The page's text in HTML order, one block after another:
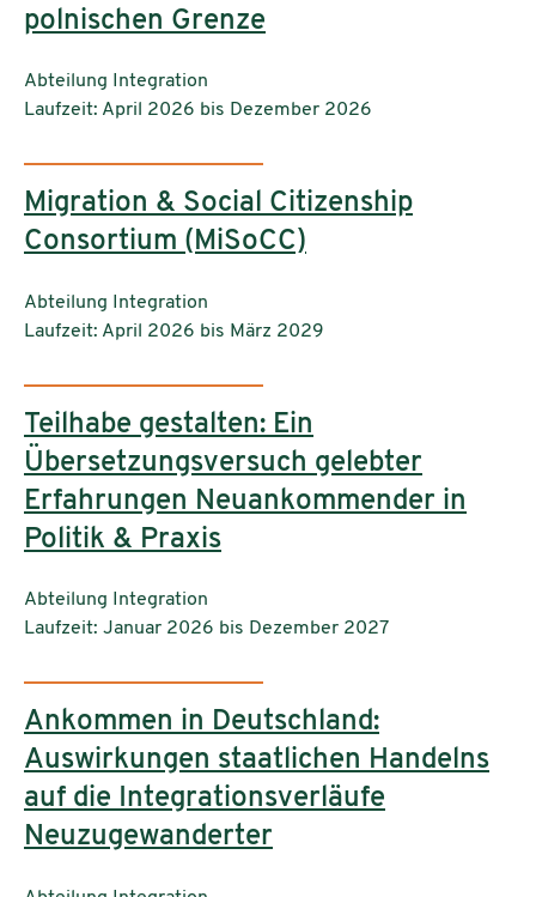
polnischen Grenze
Einrichtungen:
Abteilung Integration
Laufzeit: April 2026 bis Dezember 2026
Migration & Social Citizenship
Consortium (MiSoCC)
Einrichtungen:
Abteilung Integration
Laufzeit: April 2026 bis März 2029
Teilhabe gestalten: Ein
Übersetzungsversuch gelebter
Erfahrungen Neuankommender in
Politik & Praxis
Einrichtungen:
Abteilung Integration
Laufzeit: Januar 2026 bis Dezember 2027
Ankommen in Deutschland:
Auswirkungen staatlichen Handelns
auf die Integrationsverläufe
Neuzugewanderter